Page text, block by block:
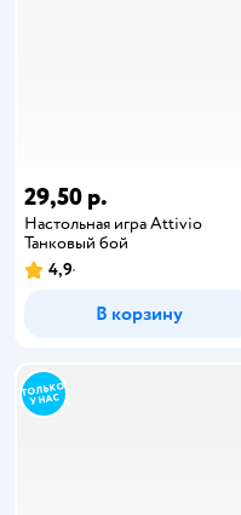
29,50 р.
Настольная игра Attivio
Танковый бой
4,9
В корзину